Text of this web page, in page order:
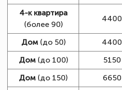
4-к квартира
(более 90)
4400
Дом(до 50) 4400
Дом(до 100) 5150
Дом (до 150) 6650